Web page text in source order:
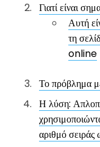
Γιατί είναι
Αυτή
τη
online
Το πρόβλημα
Η λύση:
αριθμό σειράς